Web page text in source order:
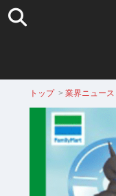
トップ > 業界ニュース